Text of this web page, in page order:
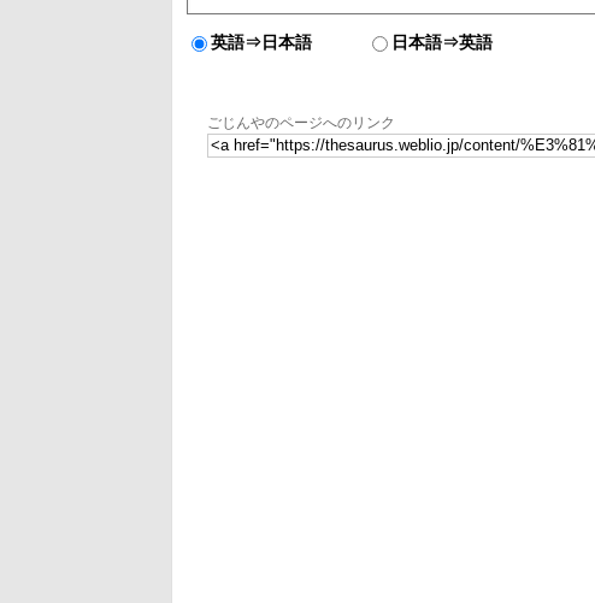
英語⇒日本語 日本語⇒英語
ごじんやのページへのリンク